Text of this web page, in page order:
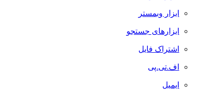
ابزار وبمستر
ابزارهای جستجو
اشتراک فایل
اف.تی.پی
ایمیل